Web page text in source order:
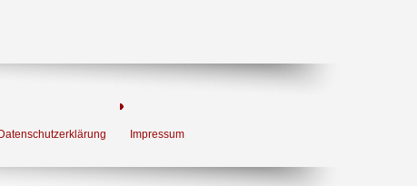
Impressum